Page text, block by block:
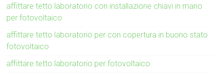
affittare tetto laboratorio con installazione chiavi in mano
per fotovoltaico
affittare tetto laboratorio per con copertura in buono stato
fotovoltaico
affittare tetto laboratorio per fotovoltaico